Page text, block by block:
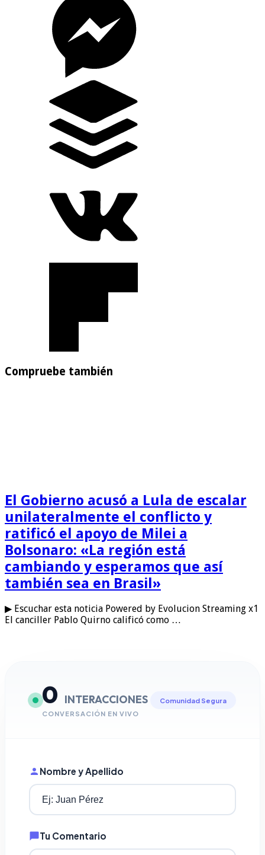
Compruebe también
El Gobierno acusó a Lula de escalar
unilateralmente el conflicto y
ratificó el apoyo de Milei a
Bolsonaro: «La región está
cambiando y esperamos que así
también sea en Brasil»
▶ Escuchar esta noticia Powered by Evolucion Streaming x1
El canciller Pablo Quirno calificó como …
0 INTERACCIONES
CONVERSACIÓN EN VIVO
Comunidad Segura
Nombre y Apellido
Tu Comentario